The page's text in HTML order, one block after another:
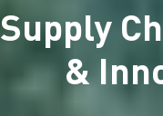
Supply
&